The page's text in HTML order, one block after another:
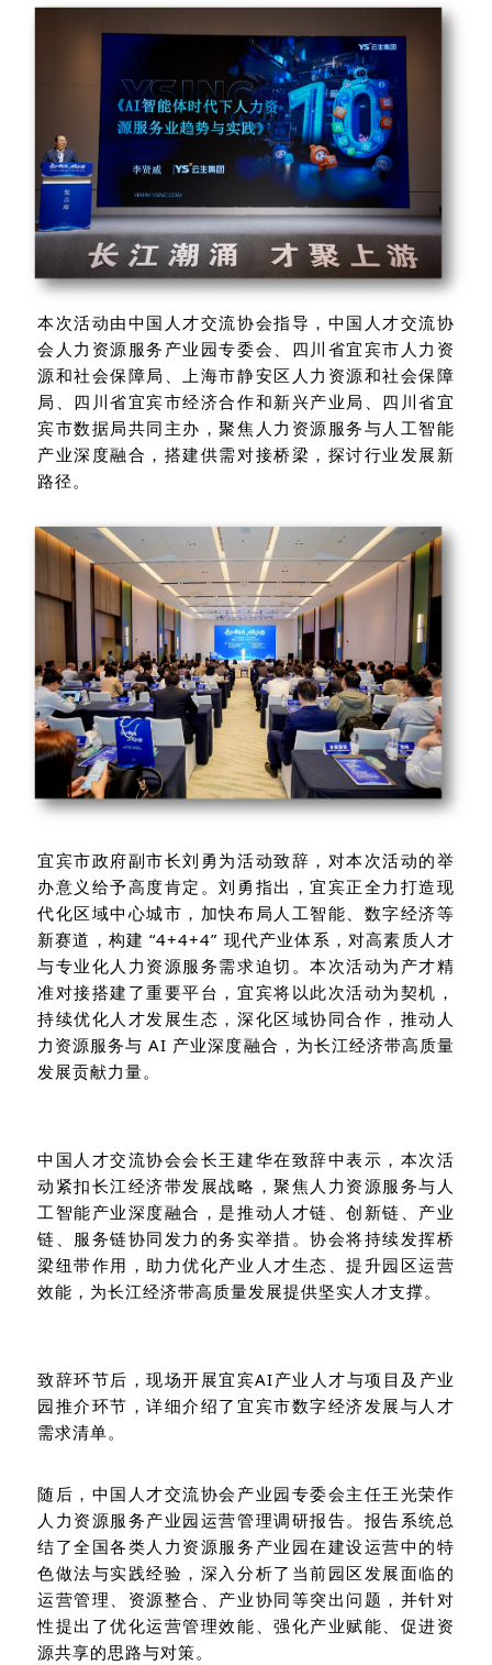
本次活动由中国人才交流协会指导，中国人才交流协
会人力资源服务产业园专委会、四川省宜宾市人力资
源和社会保障局、上海市静安区人力资源和社会保障
局、四川省宜宾市经济合作和新兴产业局、四川省宜
宾市数据局共同主办，聚焦人力资源服务与人工智能
产业深度融合，搭建供需对接桥梁，探讨行业发展新
路径。
宜宾市政府副市长刘勇为活动致辞，对本次活动的举
办意义给予高度肯定。刘勇指出，宜宾正全力打造现
代化区域中心城市，加快布局人工智能、数字经济等
新赛道，构建 “4+4+4” 现代产业体系，对高素质人才
与专业化人力资源服务需求迫切。本次活动为产才精
准对接搭建了重要平台，宜宾将以此次活动为契机，
持续优化人才发展生态，深化区域协同合作，推动人
力资源服务与 AI 产业深度融合，为长江经济带高质量
发展贡献力量。
中国人才交流协会会长王建华在致辞中表示，本次活
动紧扣长江经济带发展战略，聚焦人力资源服务与人
工智能产业深度融合，是推动人才链、创新链、产业
链、服务链协同发力的务实举措。协会将持续发挥桥
梁纽带作用，助力优化产业人才生态、提升园区运营
效能，为长江经济带高质量发展提供坚实人才支撑。
致辞环节后，现场开展宜宾AI产业人才与项目及产业
园推介环节，详细介绍了宜宾市数字经济发展与人才
需求清单。
随后，中国人才交流协会产业园专委会主任王光荣作
人力资源服务产业园运营管理调研报告。报告系统总
结了全国各类人力资源服务产业园在建设运营中的特
色做法与实践经验，深入分析了当前园区发展面临的
运营管理、资源整合、产业协同等突出问题，并针对
性提出了优化运营管理效能、强化产业赋能、促进资
源共享的思路与对策。